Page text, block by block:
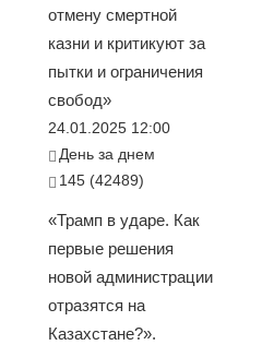
отмену смертной
казни и критикуют за
пытки и ограничения
свобод»
24.01.2025 12:00
День за днем
145 (42489)
«Трамп в ударе. Как
первые решения
новой администрации
отразятся на
Казахстане?».